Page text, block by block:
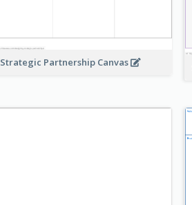
Strategic Partnership Canvas